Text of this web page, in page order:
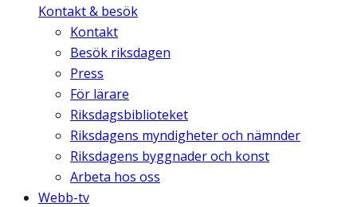
Kontakt & besök
Kontakt
Besök riksdagen
Press
För lärare
Riksdagsbiblioteket
Riksdagens myndigheter och nämnder
Riksdagens byggnader och konst
Arbeta hos oss
Webb-tv